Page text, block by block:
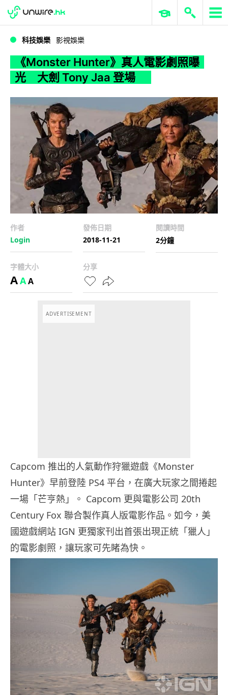
WWDC 2026 ERP 與商業 AI
科技娛樂 影視娛樂
《Monster Hunter》真人電影劇照曝
光 大劍 Tony Jaa 登場
作者
Login
發佈日期
2018-11-21
閱讀時間
2分鐘
字體大小
AAA
分享
ADVERTISEMENT
Capcom 推出的人氣動作狩獵遊戲《Monster
Hunter》早前登陸 PS4 平台，在廣大玩家之間捲起
一場「芒亨熱」。 Capcom 更與電影公司 20th
Century Fox 聯合製作真人版電影作品。如今，美
國遊戲網站 IGN 更獨家刊出首張出現正統「獵人」
的電影劇照，讓玩家可先睹為快。